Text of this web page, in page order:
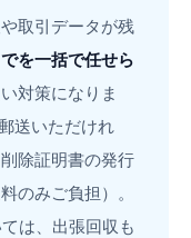
取引データが残
を一括で任せら
対策になりま
送いただけれ
除証明書の発行
のみご負担）。
は、出張回収も